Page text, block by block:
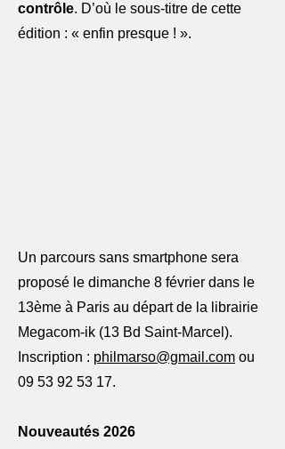
contrôle. D’où le sous-titre de cette
édition : « enfin presque ! ».
Un parcours sans smartphone sera
proposé le dimanche 8 février dans le
13ème à Paris au départ de la librairie
Megacom-ik (13 Bd Saint-Marcel).
Inscription : philmarso@gmail.com ou
09 53 92 53 17.
Nouveautés 2026